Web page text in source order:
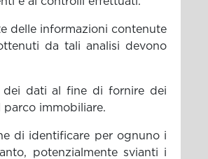
delle informazioni contenute
da tali analisi devono
dei dati al fine di fornire dei
parco immobiliare.
di identificare per ognuno i
potenzialmente svianti i